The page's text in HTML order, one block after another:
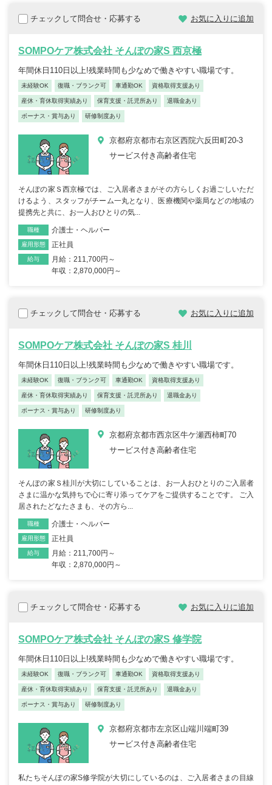
チェックして問合せ・応募する お気に入りに追加
SOMPOケア株式会社 そんぽの家S 西京極
年間休日110日以上!残業時間も少なめで働きやすい職場です。
未経験OK 復職・ブランク可 車通勤OK 資格取得支援あり
産休・育休取得実績あり 保育支援・託児所あり 退職金あり
ボーナス・賞与あり 研修制度あり
京都府京都市右京区西院六反田町20-3
サービス付き高齢者住宅
そんぽの家Ｓ西京極では、ご入居者さまがその方らしくお過ごしいただ
けるよう、スタッフがチーム一丸となり、医療機関や薬局などの地域の
提携先と共に、お一人おひとりの気...
職種 介護士・ヘルパー
雇用形態 正社員
給与
月給：211,700円～
年収：2,870,000円～
チェックして問合せ・応募する お気に入りに追加
SOMPOケア株式会社 そんぽの家S 桂川
年間休日110日以上!残業時間も少なめで働きやすい職場です。
未経験OK 復職・ブランク可 車通勤OK 資格取得支援あり
産休・育休取得実績あり 保育支援・託児所あり 退職金あり
ボーナス・賞与あり 研修制度あり
京都府京都市西京区牛ケ瀬西柿町70
サービス付き高齢者住宅
そんぽの家Ｓ桂川が大切にしていることは、お一人おひとりのご入居者
さまに温かな気持ちで心に寄り添ってケアをご提供することです。 ご入
居されたどなたさまも、その方ら...
職種 介護士・ヘルパー
雇用形態 正社員
給与
月給：211,700円～
年収：2,870,000円～
チェックして問合せ・応募する お気に入りに追加
SOMPOケア株式会社 そんぽの家S 修学院
年間休日110日以上!残業時間も少なめで働きやすい職場です。
未経験OK 復職・ブランク可 車通勤OK 資格取得支援あり
産休・育休取得実績あり 保育支援・託児所あり 退職金あり
ボーナス・賞与あり 研修制度あり
京都府京都市左京区山端川端町39
サービス付き高齢者住宅
私たちそんぽの家S修学院が大切にしているのは、ご入居者さまの目線